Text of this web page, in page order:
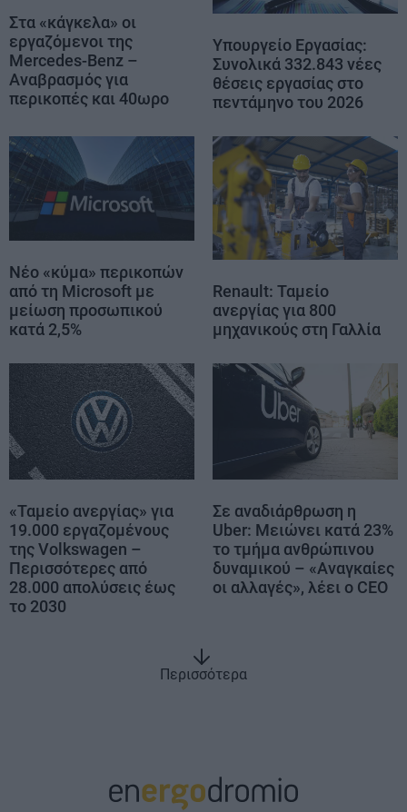
Στα «κάγκελα» οι
εργαζόμενοι της
Mercedes-Benz –
Αναβρασμός για
περικοπές και 40ωρο
Υπουργείο Εργασίας:
Συνολικά 332.843 νέες
θέσεις εργασίας στο
πεντάμηνο του 2026
Νέο «κύμα» περικοπών
από τη Microsoft με
μείωση προσωπικού
κατά 2,5%
Renault: Ταμείο
ανεργίας για 800
μηχανικούς στη Γαλλία
«Ταμείο ανεργίας» για
19.000 εργαζομένους
της Volkswagen –
Περισσότερες από
28.000 απολύσεις έως
το 2030
Σε αναδιάρθρωση η
Uber: Μειώνει κατά 23%
το τμήμα ανθρώπινου
δυναμικού – «Αναγκαίες
οι αλλαγές», λέει ο CEO
Περισσότερα